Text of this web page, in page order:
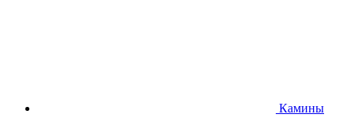
Камины